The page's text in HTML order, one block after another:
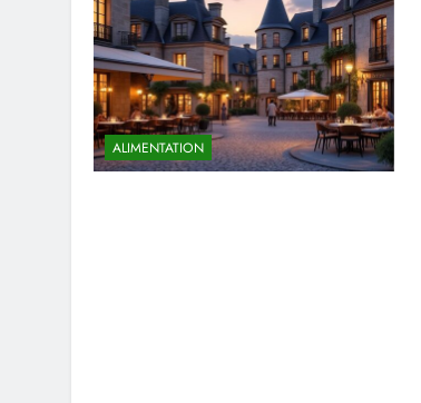
ALIMENTATION